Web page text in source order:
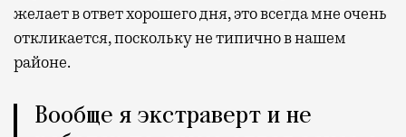
желает в ответ хорошего дня, это всегда мне очень
откликается, поскольку не типично в нашем
районе.
Вообще я экстраверт и не